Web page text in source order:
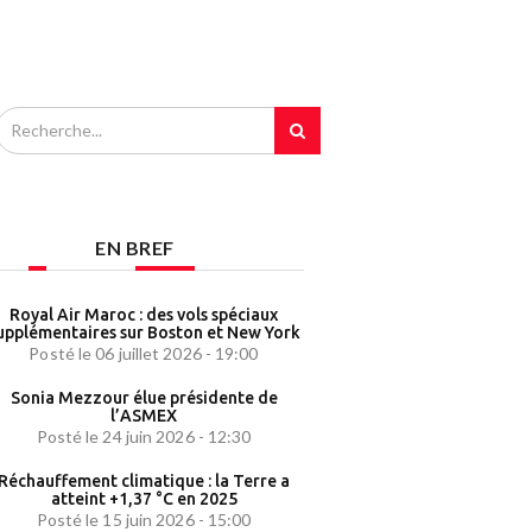
EN BREF
Royal Air Maroc : des vols spéciaux
sur Boston et New York
Posté le 06 juillet 2026 - 19:00
Sonia Mezzour élue présidente de
l’ASMEX
Posté le 24 juin 2026 - 12:30
climatique : la Terre a
atteint +1,37 °C en 2025
Posté le 15 juin 2026 - 15:00